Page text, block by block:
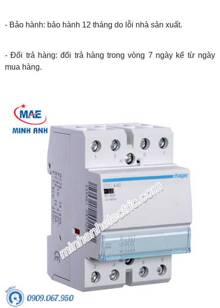
- Bảo hành: bảo hành 12 tháng do lỗi nhà sản xuất.
- Đổi trả hàng: đổi trả hàng trong vòng 7 ngày kể từ ngày
mua hàng.